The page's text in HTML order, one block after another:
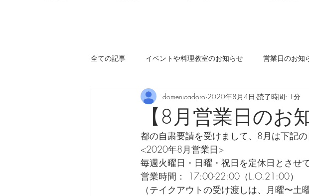
全ての記事 イベントや料理教室のお知らせ 営業日のお知
【8月営業日のお
domenicadoro 2020年8月4日 読了時間: 1分
都の自粛要請を受けまして、8月は下記
<2020年8月営業日>
毎週火曜日・日曜・祝日を定休日とさせ
営業時間： 17:00-22:00（L.O.21:00）
（テイクアウトの受け渡しは、月曜〜土